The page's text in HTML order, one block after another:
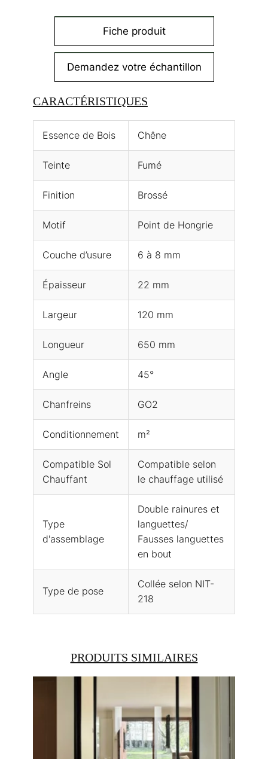
Fiche produit
Demandez votre échantillon
CARACTÉRISTIQUES
Essence de Bois Chêne
Teinte Fumé
Finition Brossé
Motif Point de Hongrie
Couche d’usure 6 à 8 mm
Épaisseur 22 mm
Largeur 120 mm
Longueur 650 mm
Angle 45°
Chanfreins GO2
Conditionnement m²
Compatible Sol
Chauffant
Compatible selon
le chauffage utilisé
Type
d'assemblage
Double rainures et
languettes/
Fausses languettes
en bout
Type de pose
Collée selon NIT-
218
PRODUITS SIMILAIRES